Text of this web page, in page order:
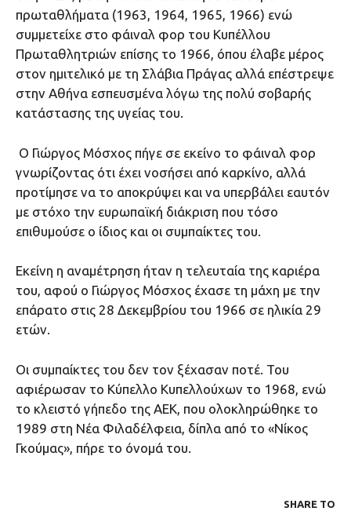
πρωταθλήματα (1963, 1964, 1965, 1966) ενώ
συμμετείχε στο φάιναλ φορ του Κυπέλλου
Πρωταθλητριών επίσης το 1966, όπου έλαβε μέρος
στον ημιτελικό με τη Σλάβια Πράγας αλλά επέστρεψε
στην Αθήνα εσπευσμένα λόγω της πολύ σοβαρής
κατάστασης της υγείας του.
Ο Γιώργος Μόσχος πήγε σε εκείνο το φάιναλ φορ
γνωρίζοντας ότι έχει νοσήσει από καρκίνο, αλλά
προτίμησε να το αποκρύψει και να υπερβάλει εαυτόν
με στόχο την ευρωπαϊκή διάκριση που τόσο
επιθυμούσε ο ίδιος και οι συμπαίκτες του.
Εκείνη η αναμέτρηση ήταν η τελευταία της καριέρα
του, αφού ο Γιώργος Μόσχος έχασε τη μάχη με την
επάρατο στις 28 Δεκεμβρίου του 1966 σε ηλικία 29
ετών.
Οι συμπαίκτες του δεν τον ξέχασαν ποτέ. Του
αφιέρωσαν το Κύπελλο Κυπελλούχων το 1968, ενώ
το κλειστό γήπεδο της ΑΕΚ, που ολοκληρώθηκε το
1989 στη Νέα Φιλαδέλφεια, δίπλα από το «Νίκος
Γκούμας», πήρε το όνομά του.
SHARE ΤΟ